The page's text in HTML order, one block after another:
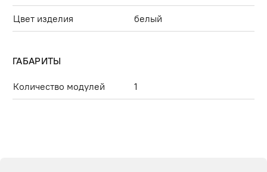
Цвет изделия белый
ГАБАРИТЫ
Количество модулей 1